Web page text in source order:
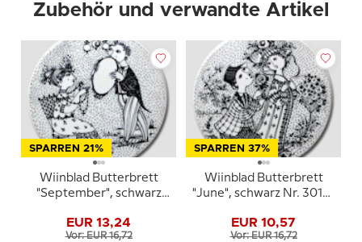
Zubehör und verwandte Artikel
SPARREN 21%
Wiinblad Butterbrett
"September", schwarz
EUR 13,24
Vor: EUR 16,72
SPARREN 37%
Wiinblad Butterbrett
"June", schwarz Nr. 3013-
EUR 10,57
Vor: EUR 16,72